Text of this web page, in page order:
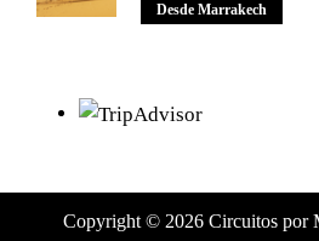
Desde Marrakech
Copyright © 2026 Circuitos por